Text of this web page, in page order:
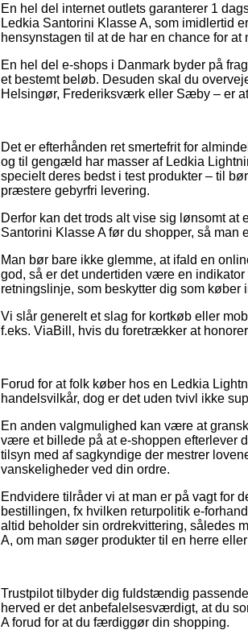
En hel del internet outlets garanterer 1
Ledkia Santorini Klasse A, som imidlertid
hensynstagen til at de har en chance for
En hel del e-shops i Danmark byder på
et bestemt beløb. Desuden skal du
Helsingør, Frederiksværk eller Sæby – er
Det er efterhånden ret smertefrit for
og til gengæld har masser af Ledkia
specielt deres bedst i test produkter – til
præstere gebyrfri levering.
Derfor kan det trods alt vise sig lønsomt
Santorini Klasse A før du shopper, så man
Man bør bare ikke glemme, at ifald en
god, så er det undertiden være en
retningslinje, som beskytter dig som køber
Vi slår generelt et slag for kortkøb eller
f.eks. ViaBill, hvis du foretrækker at
Forud for at folk køber hos en Ledkia
handelsvilkår, dog er det uden tvivl ikke
En anden valgmulighed kan være at
være et billede på at e-shoppen efterlever
tilsyn med af sagkyndige der mestrer
vanskeligheder ved din ordre.
Endvidere tilråder vi at man er på vagt for
bestillingen, fx hvilken returpolitik e-
altid beholder sin ordrekvittering, således
A, om man søger produkter til en herre
Trustpilot tilbyder dig fuldstændig
herved er det anbefalelsesværdigt, at du
A forud for at du færdiggør din shopping.